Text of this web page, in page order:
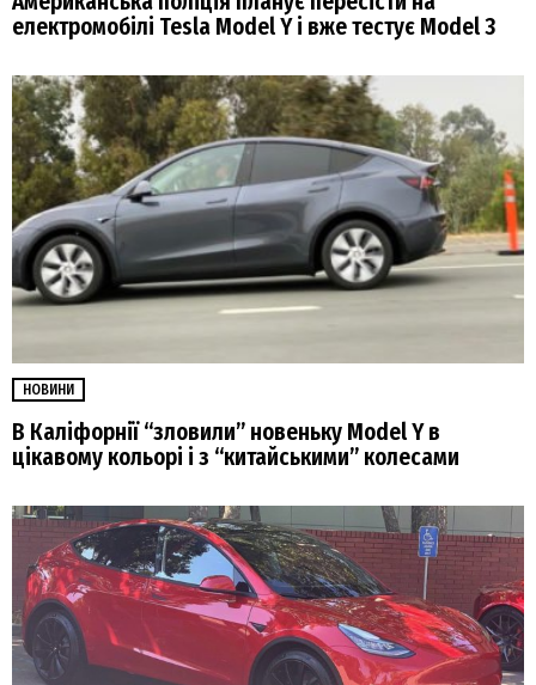
електромобілі Tesla Model Y і вже тестує Model 3
НОВИНИ
В Каліфорнії “зловили” новеньку Model Y в
цікавому кольорі і з “китайськими” колесами